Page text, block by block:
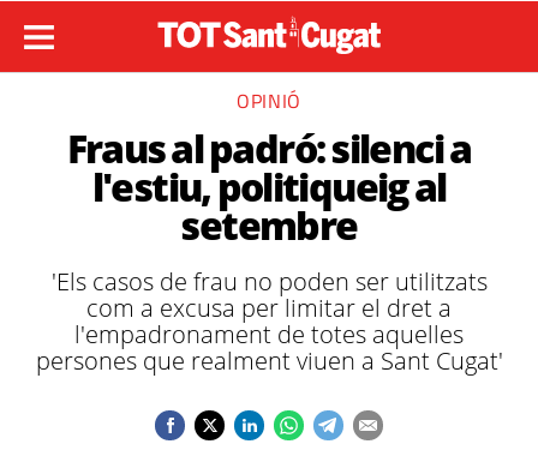
OPINIÓ
Fraus al padró: silenci a
l'estiu, politiqueig al
setembre
'Els casos de frau no poden ser utilitzats
com a excusa per limitar el dret a
l'empadronament de totes aquelles
persones que realment viuen a Sant Cugat'